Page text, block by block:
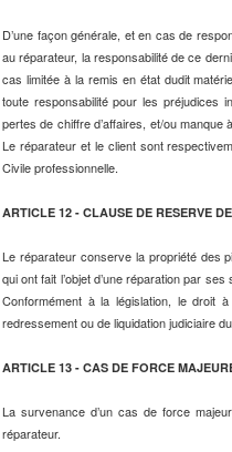
D’une façon générale, et en cas de
au réparateur, la responsabilité de ce
cas limitée à la remis en état dudit
toute responsabilité pour les préjudices
pertes de chiffre d’affaires, et/ou
Le réparateur et le client sont
Civile professionnelle.
ARTICLE 12 - CLAUSE DE RESERVE
Le réparateur conserve la propriété des
qui ont fait l’objet d’une réparation par
Conformément à la législation, le droit
redressement ou de liquidation judiciaire
ARTICLE 13 - CAS DE FORCE
La survenance d’un cas de force
réparateur.